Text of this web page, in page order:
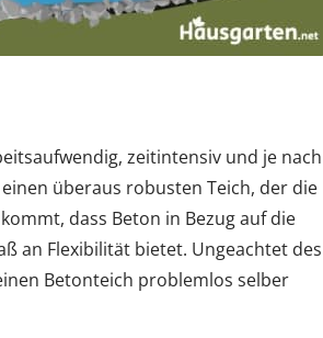
zeitintensiv und je nach
überaus robusten Teich, der die
dass Beton in Bezug auf die
an Flexibilität bietet. Ungeachtet des
Betonteich problemlos selber